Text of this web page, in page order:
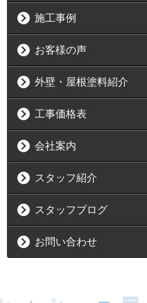
施工事例
お客様の声
外壁・屋根塗料紹介
工事価格表
会社案内
スタッフ紹介
スタッフブログ
お問い合わせ